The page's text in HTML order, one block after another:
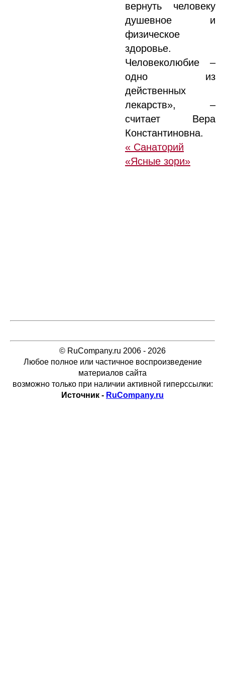
вернуть человеку
душевное и
физическое
здоровье.
Человеколюбие –
одно из
действенных
лекарств», –
считает Вера
Константиновна.
« Санаторий
«Ясные зори»
© RuCompany.ru 2006 - 2026
Любое полное или частичное воспроизведение
материалов сайта
возможно только при наличии активной гиперссылки:
Источник - RuCompany.ru